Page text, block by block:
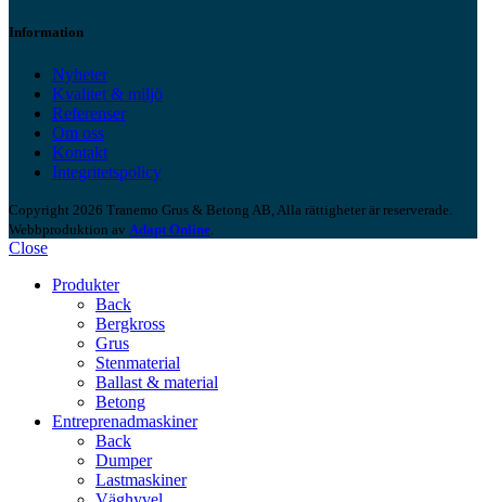
Information
Nyheter
Kvalitet & miljö
Referenser
Om oss
Kontakt
Integritetspolicy
Copyright 2026 Tranemo Grus & Betong AB, Alla rättigheter är reserverade.
Webbproduktion av Adapt Online
Close
Produkter
Back
Bergkross
Grus
Stenmaterial
Ballast & material
Betong
Entreprenadmaskiner
Back
Dumper
Lastmaskiner